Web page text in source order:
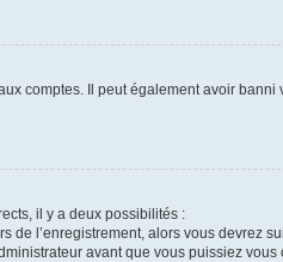
comptes. Il peut également avoir
il y a deux possibilités :
de l’enregistrement, alors vous devrez
avant que vous puissiez